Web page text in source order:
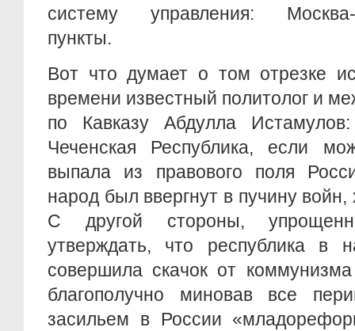
систему управления: Москва-
пункты.
Вот что думает о том отрезке
времени известный политолог и
по Кавказу Абдулла
Чеченская Республика, если
выпала из правового поля
народ был ввергнут в пучину
С другой стороны,
утверждать, что республика в
совершила скачок от
благополучно миновав все
засильем в России